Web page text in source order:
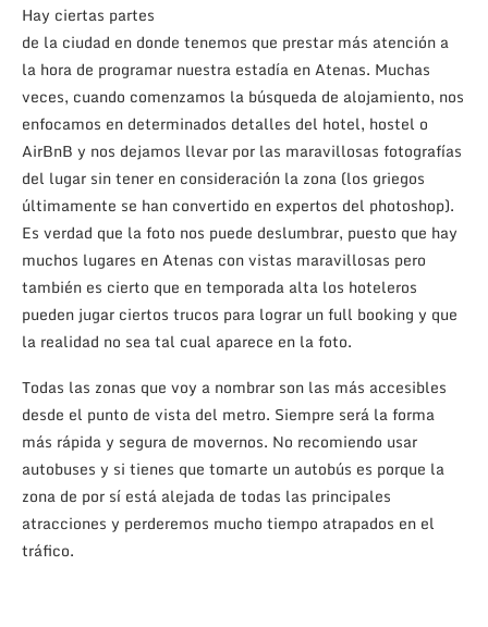
Hay ciertas partes
de la ciudad en donde tenemos que prestar más atención a
la hora de programar nuestra estadía en Atenas. Muchas
veces, cuando comenzamos la búsqueda de alojamiento, nos
enfocamos en determinados detalles del hotel, hostel o
AirBnB y nos dejamos llevar por las maravillosas fotografías
del lugar sin tener en consideración la zona (los griegos
últimamente se han convertido en expertos del photoshop).
Es verdad que la foto nos puede deslumbrar, puesto que hay
muchos lugares en Atenas con vistas maravillosas pero
también es cierto que en temporada alta los hoteleros
pueden jugar ciertos trucos para lograr un full booking y que
la realidad no sea tal cual aparece en la foto.
Todas las zonas que voy a nombrar son las más accesibles
desde el punto de vista del metro. Siempre será la forma
más rápida y segura de movernos. No recomiendo usar
autobuses y si tienes que tomarte un autobús es porque la
zona de por sí está alejada de todas las principales
atracciones y perderemos mucho tiempo atrapados en el
tráfico.